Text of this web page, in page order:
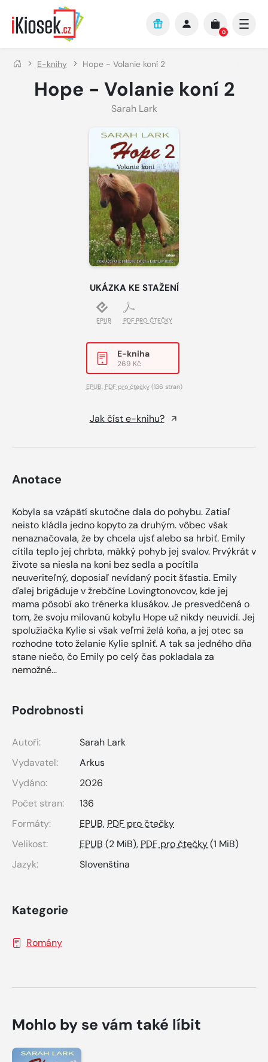
Přejít na hlavní obsah
0
E-knihy Hope - Volanie koní 2
Hope - Volanie koní 2
Sarah Lark
UKÁZKA KE STAŽENÍ
EPUB PDF PRO ČTEČKY
E-kniha
269 Kč
EPUB, PDF pro čtečky(136 stran)
Jak číst e-knihu?
Anotace
Kobyla sa vzápätí skutočne dala do pohybu. Zatiaľ
neisto kládla jedno kopyto za druhým. vôbec však
nenaznačovala, že by chcela ujsť alebo sa hrbiť. Emily
cítila teplo jej chrbta, mäkký pohyb jej svalov. Prvýkrát v
živote sa niesla na koni bez sedla a pocítila
neuveriteľný, doposiaľ nevídaný pocit šťastia. Emily
ďalej brigáduje v žrebčíne Lovingtonovcov, kde jej
mama pôsobí ako trénerka klusákov. Je presvedčená o
tom, že svoju milovanú kobylu Hope už nikdy neuvidí. Jej
spolužiačka Kylie si však veľmi želá koňa, a jej otec sa
rozhodne toto želanie Kylie splniť. A tak sa jedného dňa
stane niečo, čo Emily po celý čas pokladala za
nemožné...
Podrobnosti
Autoři:
Sarah Lark
Vydavatel:
Arkus
Vydáno:
2026
Počet stran:
136
Formáty:
EPUB, PDF pro čtečky
Velikost:
EPUB (2 MiB), PDF pro čtečky(1 MiB)
Jazyk:
Slovenština
Kategorie
Romány
Mohlo by se vám také líbit